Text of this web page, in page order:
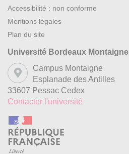
Accessibilité : non conforme
Mentions légales
Plan du site
Université Bordeaux Montaigne
Campus Montaigne
Esplanade des Antilles
33607 Pessac Cedex
Contacter l'université